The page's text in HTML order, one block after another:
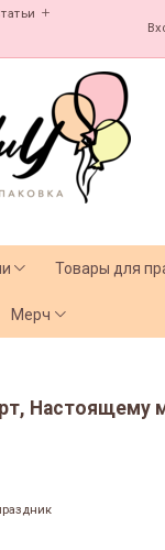
Товары для
Мерч
Настоящему